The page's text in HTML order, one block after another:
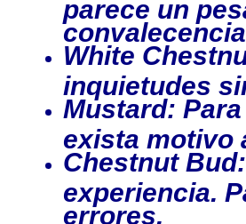
parece un
White
inquietudes
Mustard:
exista motivo
Chestnut
experiencia.
errores.